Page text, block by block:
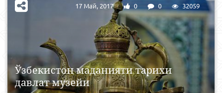
Ўзбекистон маданияти тарихи
давлат музейи
17 Май, 2017 0 0 32059